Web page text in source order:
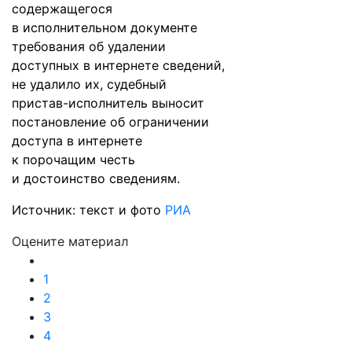
содержащегося
в исполнительном документе
требования об удалении
доступных в интернете сведений,
не удалило их, судебный
пристав-исполнитель выносит
постановление об ограничении
доступа в интернете
к порочащим честь
и достоинство сведениям.
Источник: текст и фото РИА
Оцените материал
1
2
3
4